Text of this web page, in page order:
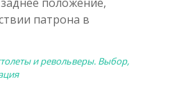
патрона в
и револьверы. Выбор,